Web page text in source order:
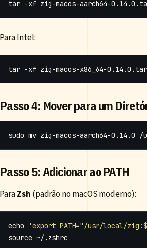
Para Intel:
Passo 4: Mover para um
Passo 5: Adicionar ao PATH
ParaZsh (padrão no macOS moderno):
echo 'export PATH="/usr/local/
source